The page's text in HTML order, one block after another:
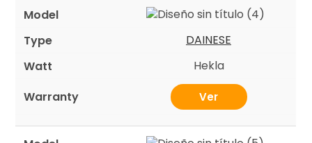
DAINESE
Hekla
Ver